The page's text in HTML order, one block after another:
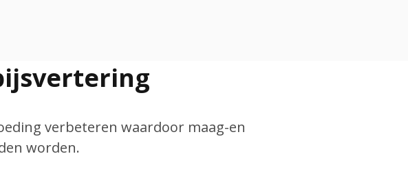
verbeteren waardoor maag-en
worden.